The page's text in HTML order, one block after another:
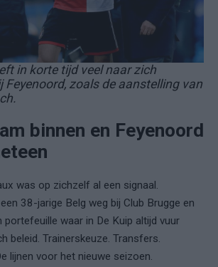
in korte tijd veel naar zich
Feyenoord, zoals de aanstelling van
binnen en Feyenoord
was op zichzelf al een signaal.
38-jarige Belg weg bij Club Brugge en
portefeuille waar in De Kuip altijd vuur
beleid. Trainerskeuze. Transfers.
lijnen voor het nieuwe seizoen.